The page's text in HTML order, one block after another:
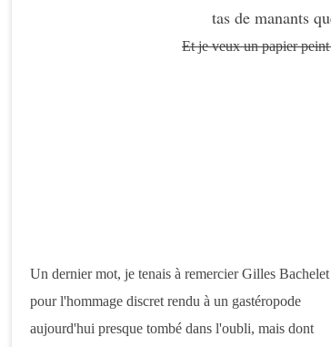
tas de manants
Et je veux un papier
Un dernier mot, je tenais à remercier Gilles Bachelet
pour l'hommage discret rendu à un gastéropode
aujourd'hui presque tombé dans l'oubli, mais dont